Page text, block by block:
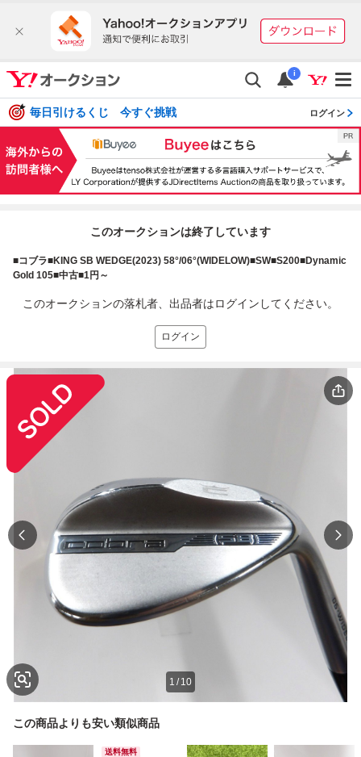
i
毎日引けるくじ 今すぐ挑戦 ログイン
このオークションは終了しています
■コブラ■KING SB WEDGE(2023) 58°/06°(WIDELOW)■SW■S200■Dynamic
Gold 105■中古■1円～
このオークションの落札者、出品者はログインしてください。
ログイン
1 / 10
この商品よりも安い類似商品
送料無料